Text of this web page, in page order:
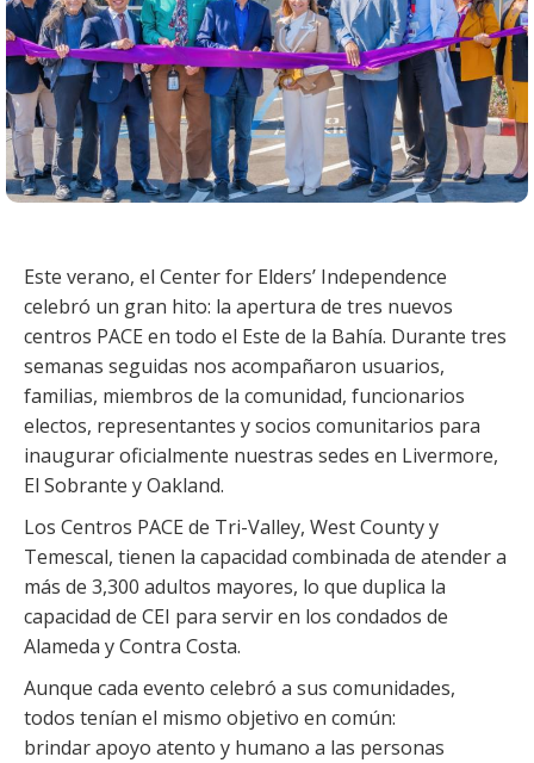
Este verano, el Center for Elders’ Independence
celebró un gran hito: la apertura de tres nuevos
centros PACE en todo el Este de la Bahía. Durante tres
semanas seguidas nos acompañaron usuarios,
familias, miembros de la comunidad, funcionarios
electos, representantes y socios comunitarios para
inaugurar oficialmente nuestras sedes en Livermore,
El Sobrante y Oakland.
Los Centros PACE de Tri-Valley, West County y
Temescal, tienen la capacidad combinada de atender a
más de 3,300 adultos mayores, lo que duplica la
capacidad de CEI para servir en los condados de
Alameda y Contra Costa.
Aunque cada evento celebró a sus comunidades,
todos tenían el mismo objetivo en común:
brindar apoyo atento y humano a las personas